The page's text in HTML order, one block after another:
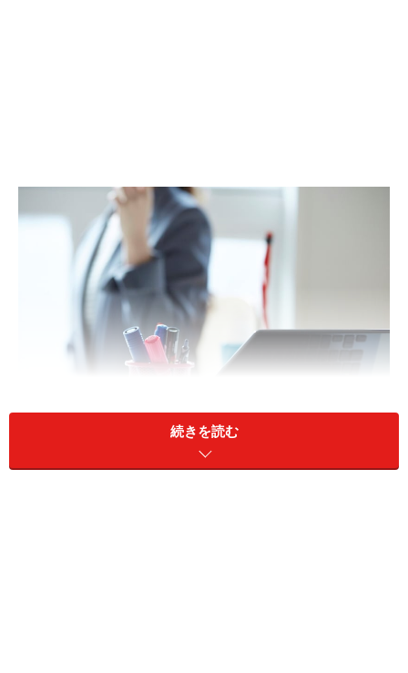
続きを読む